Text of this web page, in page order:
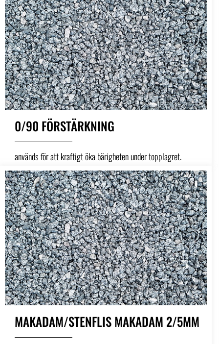
0/90 FÖRSTÄRKNING
används för att kraftigt öka bärigheten under topplagret.
MAKADAM/STENFLIS MAKADAM 2/5MM